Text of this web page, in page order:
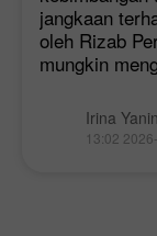
jangkaan
oleh Rizab
mungkin
Irina
13:02